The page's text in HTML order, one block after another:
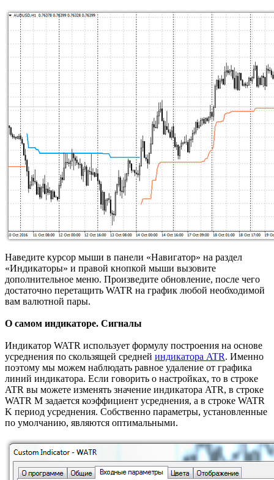
Наведите курсор мыши в панели «Навигатор» на раздел
«Индикаторы» и правой кнопкой мыши вызовите
дополнительное меню. Произведите обновление, после чего
достаточно перетащить WATR на график любой необходимой
вам валютной пары.
О самом индикаторе. Сигналы
Индикатор WATR использует формулу построения на основе
усреднения по скользящей средней индикатора ATR. Именно
поэтому мы можем наблюдать равное удаление от графика
линий индикатора. Если говорить о настройках, то в строке
ATR вы можете изменять значение индикатора ATR, в строке
WATR M задается коэффициент усреднения, а в строке WATR
K период усреднения. Собственно параметры, установленные
по умолчанию, являются оптимальными.